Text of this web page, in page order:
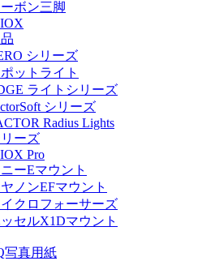
ボン三脚
シリーズ
ットライト
ライトシリーズ
シリーズ
Radius Lights
ーズ
Pro
ーEマウント
ノンEFマウント
クロフォーサーズ
セルX1Dマウント
写真用紙